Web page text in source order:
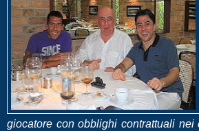
giocatore con obblighi contrattuali nei